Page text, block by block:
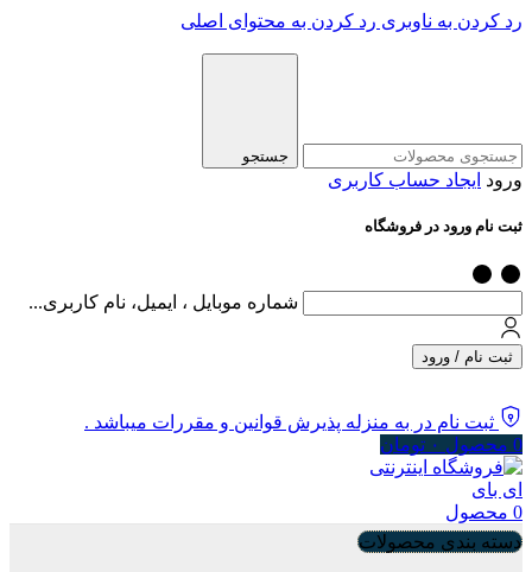
رد کردن به ناوبری رد کردن به محتوای اصلی
جستجو
ورود ایجاد حساب کاربری
ثبت نام ورود در فروشگاه
شماره موبایل ، ایمیل، نام کاربری...
ثبت نام / ورود
ثبت نام در به منزله پذیرش قوانین و مقررات میباشد .
0 محصول ۰ تومان
0 محصول
دسته بندی محصولات